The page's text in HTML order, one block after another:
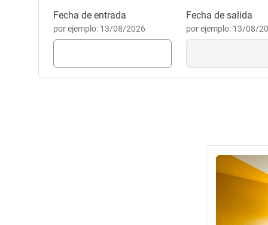
Reservar este hotel
Fecha de entrada
por ejemplo: 13/08/2026
Fecha de salida
por ejemplo: 13/08/
Más